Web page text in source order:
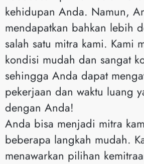
kehidupan Anda. Namun,
mendapatkan bahkan lebih
salah satu mitra kami. Kami
kondisi mudah dan sangat
sehingga Anda dapat
pekerjaan dan waktu luang
dengan Anda!
Anda bisa menjadi mitra
beberapa langkah mudah.
menawarkan pilihan